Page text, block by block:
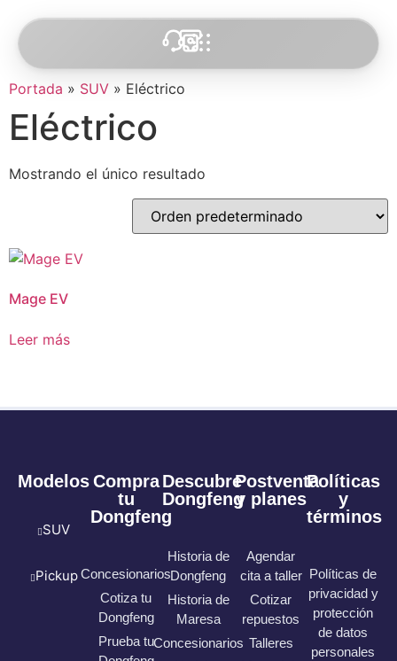
Portada » SUV » Eléctrico
Eléctrico
Mostrando el único resultado
Mage EV
Leer más
Modelos
SUV
Pickup
Compra
tu
Dongfeng
Concesionarios
Cotiza tu
Dongfeng
Prueba tu
Descubre
Dongfeng
Historia de
Dongfeng
Historia de
Maresa
Concesionarios
Postventa
y planes
Agendar
cita a taller
Cotizar
repuestos
Talleres
Políticas
y
términos
Políticas de
privacidad y
protección
de datos
personales